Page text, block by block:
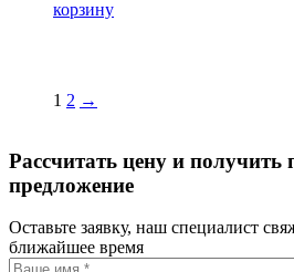
корзину
1 2 →
Рассчитать цену и получить
предложение
Оставьте заявку, наш специалист
ближайшее время